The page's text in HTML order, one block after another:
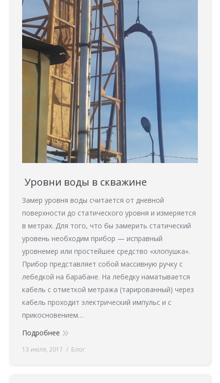
Уровни воды в скважине
Замер уровня воды считается от дневной
поверхности до статического уровня и измеряется
в метрах. Для того, что бы замерить статический
уровень необходим прибор — исправный
уровнемер или простейшее средство «хлопушка».
Прибор представляет собой массивную ручку с
лебедкой на барабане. На лебедку наматывается
кабель с отметкой метража (тарированный) через
кабель проходит электрический импульс и с
прикосновением…
Подробнее
13 июля, 2017 Блог